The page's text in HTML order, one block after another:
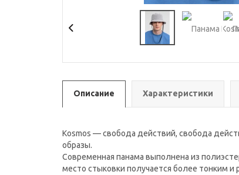
Описание Характеристики
Kosmos — свобода действий, свобода
образы.
Современная панама выполнена из
место стыковки получается более тонким и